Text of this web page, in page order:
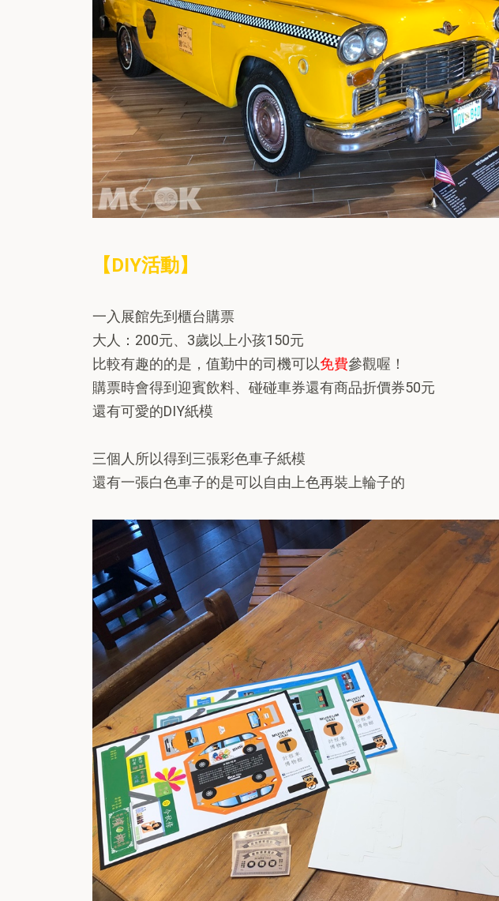
【DIY活動】
一入展館先到櫃台購票
大人：200元、3歲以上小孩150元
比較有趣的的是，值勤中的司機可以免費參觀喔！
購票時會得到迎賓飲料、碰碰車券還有商品折價券50元
還有可愛的DIY紙模
三個人所以得到三張彩色車子紙模
還有一張白色車子的是可以自由上色再裝上輪子的